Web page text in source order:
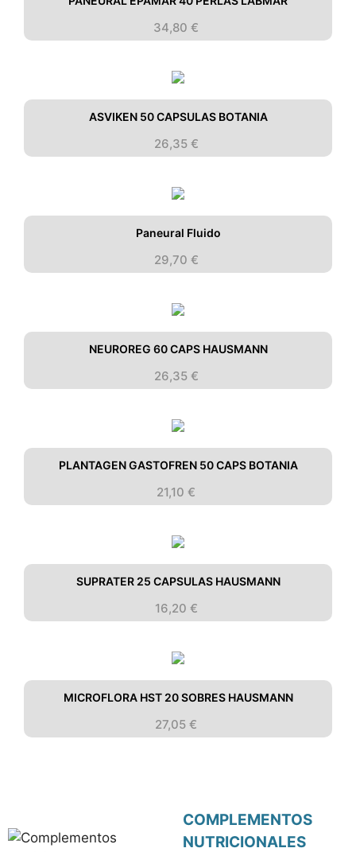
34,80 €
ASVIKEN 50 CAPSULAS BOTANIA
26,35 €
Paneural Fluido
29,70 €
NEUROREG 60 CAPS HAUSMANN
26,35 €
PLANTAGEN GASTOFREN 50 CAPS BOTANIA
21,10 €
SUPRATER 25 CAPSULAS HAUSMANN
16,20 €
MICROFLORA HST 20 SOBRES HAUSMANN
27,05 €
COMPLEMENTOS
NUTRICIONALES